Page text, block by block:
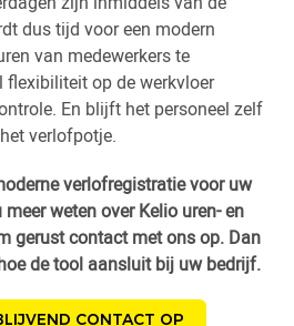
dus tijd voor een modern
van medewerkers te
flexibiliteit op de werkvloer
En blijft het personeel zelf
verlofpotje.
verlofregistratie voor uw
weten over Kelio uren- en
gerust contact met ons op. Dan
de tool aansluit bij uw bedrijf.
CONTACT OP